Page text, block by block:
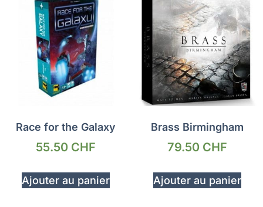
Race for the Galaxy
55.50 CHF
Ajouter au panier
Brass Birmingham
79.50 CHF
Ajouter au panier